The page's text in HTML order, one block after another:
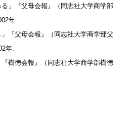
る」『父母会報』（同志社大学商学部
年.
『父母会報』（同志社大学商学部父
年.
『樹徳会報』（同志社大学商学部樹徳